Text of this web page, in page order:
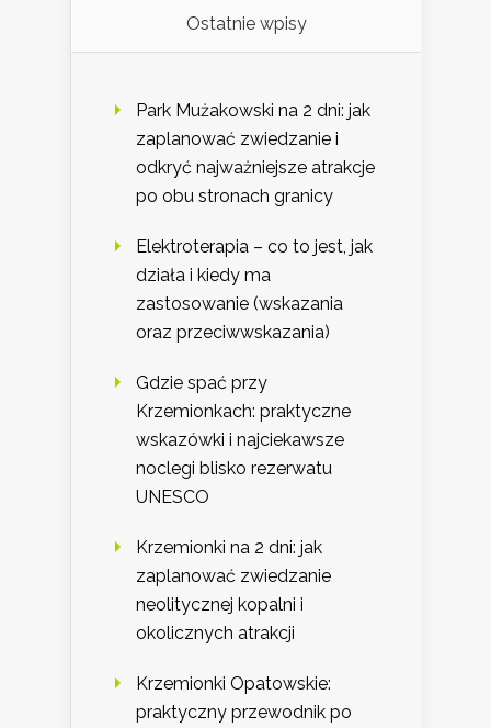
Ostatnie wpisy
Park Mużakowski na 2 dni: jak
zaplanować zwiedzanie i
odkryć najważniejsze atrakcje
po obu stronach granicy
Elektroterapia – co to jest, jak
działa i kiedy ma
zastosowanie (wskazania
oraz przeciwwskazania)
Gdzie spać przy
Krzemionkach: praktyczne
wskazówki i najciekawsze
noclegi blisko rezerwatu
UNESCO
Krzemionki na 2 dni: jak
zaplanować zwiedzanie
neolitycznej kopalni i
okolicznych atrakcji
Krzemionki Opatowskie:
praktyczny przewodnik po